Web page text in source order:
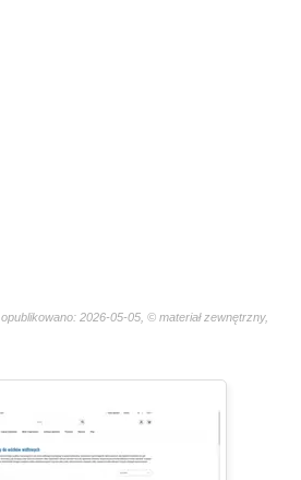
opublikowano: 2026-05-05, © materiał zewnętrzny,